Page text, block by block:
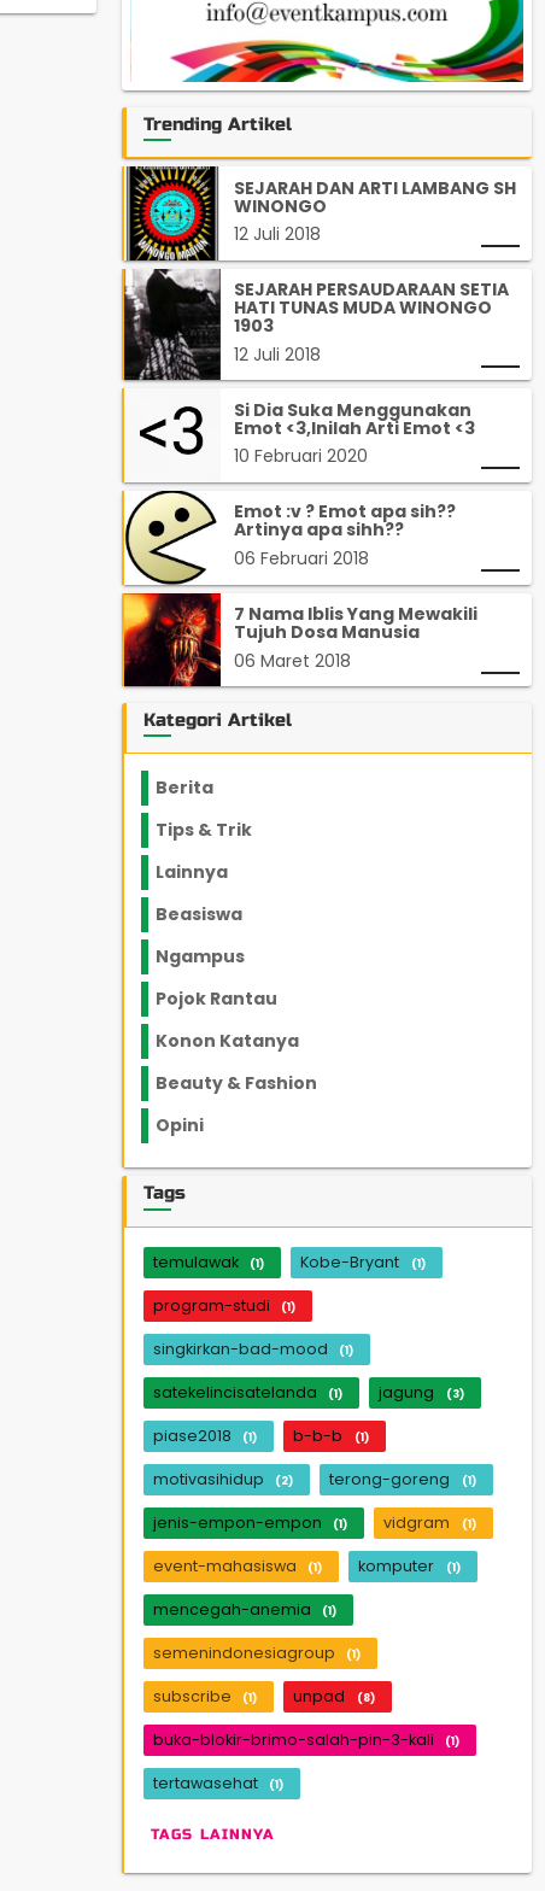
Trending Artikel
SEJARAH DAN ARTI LAMBANG SH
WINONGO
12 Juli 2018
SEJARAH PERSAUDARAAN SETIA
HATI TUNAS MUDA WINONGO
1903
12 Juli 2018
Si Dia Suka Menggunakan
Emot <3,Inilah Arti Emot <3
10 Februari 2020
Emot :v ? Emot apa sih??
Artinya apa sihh??
06 Februari 2018
7 Nama Iblis Yang Mewakili
Tujuh Dosa Manusia
06 Maret 2018
Kategori Artikel
Berita
Tips & Trik
Lainnya
Beasiswa
Ngampus
Pojok Rantau
Konon Katanya
Beauty & Fashion
Opini
Tags
temulawak (1) Kobe-Bryant (1)
program-studi (1)
singkirkan-bad-mood (1)
satekelincisatelanda (1) jagung (3)
piase2018 (1) b-b-b (1)
motivasihidup (2) terong-goreng (1)
jenis-empon-empon (1) vidgram (1)
event-mahasiswa (1) komputer (1)
mencegah-anemia (1)
semenindonesiagroup (1)
subscribe (1) unpad (8)
buka-blokir-brimo-salah-pin-3-kali (1)
tertawasehat (1)
TAGS LAINNYA